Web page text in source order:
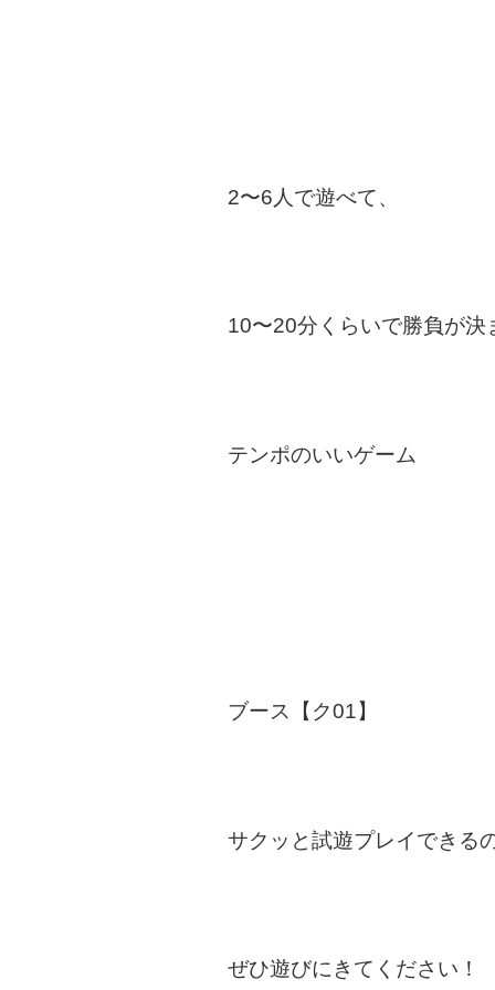
2〜6人で遊べて、
10〜20分くらいで勝負が決
テンポのいいゲーム
ブース【ク01】
サクッと試遊プレイできる
ぜひ遊びにきてください！